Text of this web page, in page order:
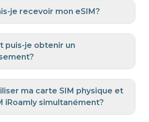
je recevoir mon eSIM?
puis-je obtenir un
ma carte SIM physique et
iRoamly simultanément?